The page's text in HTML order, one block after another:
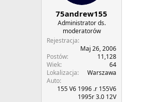
75andrew155
Administrator ds.
moderatorów
Rejestracja
Maj 26, 2006
Postów
11,128
Wiek
64
Lokalizacja
Warszawa
Auto
155 V6 1996 .r 155V6
1995r 3.0 12V